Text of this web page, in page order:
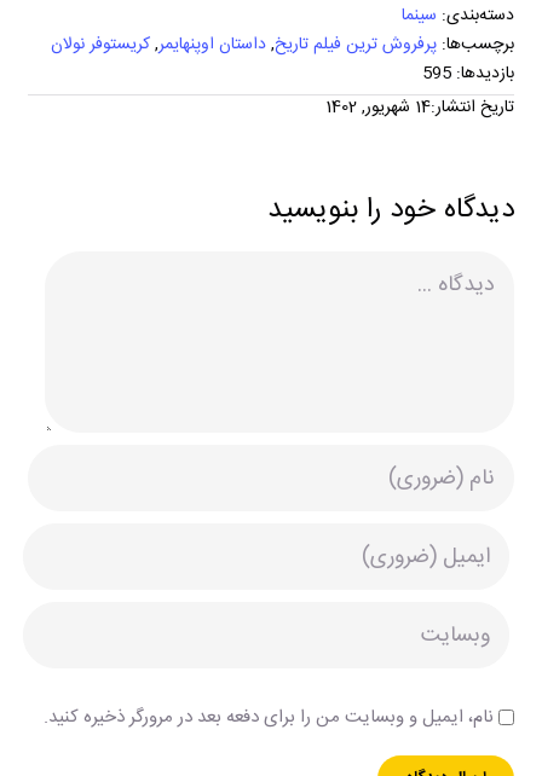
دسته‌بندی: سینما
برچسب‌ها: پرفروش ترین فیلم تاریخ,داستان اوپنهایمر,کریستوفر نولان
بازدیدها: 595
تاریخ انتشار:14 شهریور, 1402
دیدگاه خود را بنویسید
نام، ایمیل و وبسایت من را برای دفعه بعد در مرورگر ذخیره کنید.